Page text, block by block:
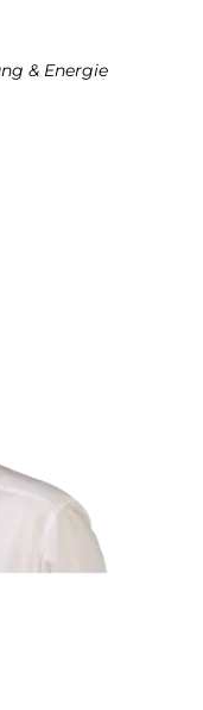
& Energie